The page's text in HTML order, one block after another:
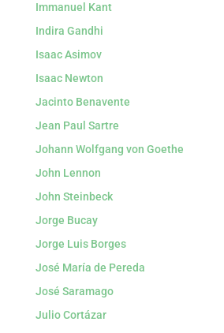
Immanuel Kant
Indira Gandhi
Isaac Asimov
Isaac Newton
Jacinto Benavente
Jean Paul Sartre
Johann Wolfgang von Goethe
John Lennon
John Steinbeck
Jorge Bucay
Jorge Luis Borges
José María de Pereda
José Saramago
Julio Cortázar